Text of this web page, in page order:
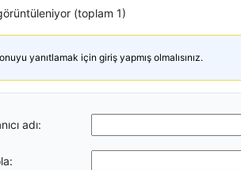
(toplam 1)
yanıtlamak için giriş yapmış olmalısınız.
adı: